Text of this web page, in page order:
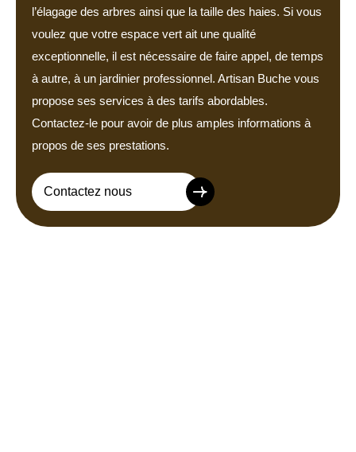
l’élagage des arbres ainsi que la taille des haies. Si vous
voulez que votre espace vert ait une qualité
exceptionnelle, il est nécessaire de faire appel, de temps
à autre, à un jardinier professionnel. Artisan Buche vous
propose ses services à des tarifs abordables.
Contactez-le pour avoir de plus amples informations à
propos de ses prestations.
Contactez nous